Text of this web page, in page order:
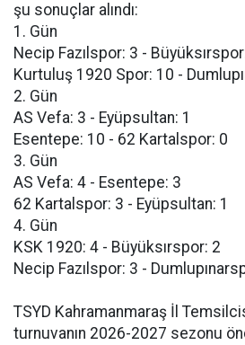
şu sonuçlar alındı:
1. Gün
Necip Fazılspor: 3 -
Kurtuluş 1920 Spor: 10 -
2. Gün
AS Vefa: 3 - Eyüpsultan: 1
Esentepe: 10 - 62 Kartalspor: 0
3. Gün
AS Vefa: 4 - Esentepe: 3
62 Kartalspor: 3 - Eyüpsultan: 1
4. Gün
KSK 1920: 4 - Büyüksırspor: 2
Necip Fazılspor: 3 -
TSYD Kahramanmaraş İl
turnuvanın 2026-2027 sezonu